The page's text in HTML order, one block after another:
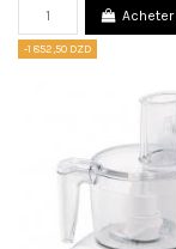
-1 852,50 DZD